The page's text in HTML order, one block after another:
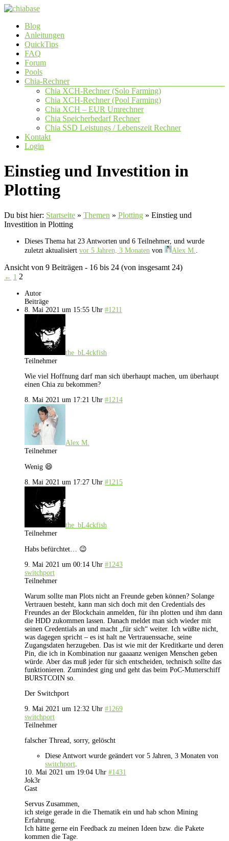
Zum
springen
chiabase
CHIA
Info-
Community
Seite
Menü
Blog
Anleitungen
QuickTips
FAQ
Forum
Pools
Chia-Rechner
Chia XCH-Rechner (Solo Farming)
Chia XCH-Rechner (Pool Farming)
Chia XCH – EUR Umrechner
Chia Speicherbedarf Rechner
Chia SSD Leistungs / Lebenszeit Rechner
Kontakt
Login
Einstieg und Investition in
Plotting
Du bist hier: Startseite » Themen » Plotting » Einstieg und
Investition in Plotting
Dieses Thema hat 23 Antworten und 6 Teilnehmer, und wurde
zuletzt aktualisiert vor 5 Jahren, 3 Monaten von Alex M.
Ansicht von 9 Beiträgen - 16 bis 24 (von insgesamt 24)
← 1 2
Autor
Beiträge
8. Mai 2021 um 15:55 Uhr #1211
the_bL4ckfish
Teilnehmer
Wie viel Hoffnung darf man sich überhaupt machen, um überhaupt
einen Chia zu bekommen?
8. Mai 2021 um 17:21 Uhr #1214
Alex M.
Teilnehmer
Wenig 😄
8. Mai 2021 um 17:27 Uhr #1215
the_bL4ckfish
Teilnehmer
Habs befürchtet… 😉
9. Mai 2021 um 00:14 Uhr #1243
switchport
Teilnehmer
Warum sollte man Plots nicht an Freunde geben können? Solange
Vertrauen besteht, kann man sich doch mit den Credentials des
Freundes an der Blockchain anmelden, für ihn plotten und ihm dann
die HDD zukommen lassen. Danach meldet man sich wieder mit
seinen Credentials an und macht „für sich“ weiter. Ich wüßte nicht,
was dagegen spricht – es ist halt ne Vertrauenssache, seine
Zugangsdaten herzugeben. Das ist wie mit der Kreditkarte und deren
Pin, die ich in Kombination nur gaaaanz wenigen Menschen geben
würde. Aber das muß jeder für sich entscheiden, technisch sollte das
funktionieren. Zumindest ging und geht das beim PoC-Mutterschiff
BURSTCOIN so.
Der Switchport
9. Mai 2021 um 12:32 Uhr #1269
switchport
Teilnehmer
falscher Thread, sorry, gelöscht
Diese Antwort wurde geändert vor 5 Jahren, 3 Monaten von
switchport
10. Mai 2021 um 19:04 Uhr #1431
Jok3r
Gast
Servus Zusammen,
ich steige gerade in die Thematik ein und hab schon Mining
Erfahrung.
Ich hätte gerne ein Feedback zu meinen Ideen bzw. die Pakete
kommen die Tage.